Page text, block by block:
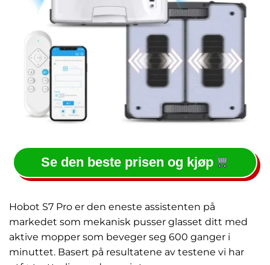
Se den beste prisen og kjøp
Hobot S7 Pro er den eneste assistenten på
markedet som mekanisk pusser glasset ditt med
aktive mopper som beveger seg 600 ganger i
minuttet. Basert på resultatene av testene vi har